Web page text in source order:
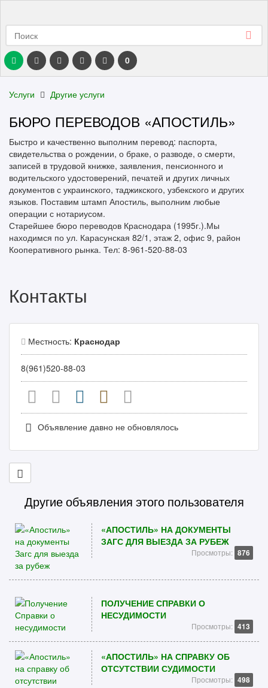
0
Услуги Другие услуги
БЮРО ПЕРЕВОДОВ «АПОСТИЛЬ»
Быстро и качественно выполним перевод: паспорта,
свидетельства о рождении, о браке, о разводе, о смерти,
записей в трудовой книжке, заявления, пенсионного и
водительского удостоверений, печатей и других личных
документов с украинского, таджикского, узбекского и других
языков. Поставим штамп Апостиль, выполним любые
операции с нотариусом.
Старейшее бюро переводов Краснодара (1995г.).Мы
находимся по ул. Карасунская 82/1, этаж 2, офис 9, район
Кооперативного рынка. Тел: 8-961-520-88-03
Контакты
Местность: Краснодар
8(961)520-88-03
Объявление давно не обновлялось
Другие объявления этого пользователя
«АПОСТИЛЬ» НА ДОКУМЕНТЫ
ЗАГС ДЛЯ ВЫЕЗДА ЗА РУБЕЖ
Просмотры: 876
ПОЛУЧЕНИЕ СПРАВКИ О
НЕСУДИМОСТИ
Просмотры: 413
«АПОСТИЛЬ» НА СПРАВКУ ОБ
ОТСУТСТВИИ СУДИМОСТИ
Просмотры: 498